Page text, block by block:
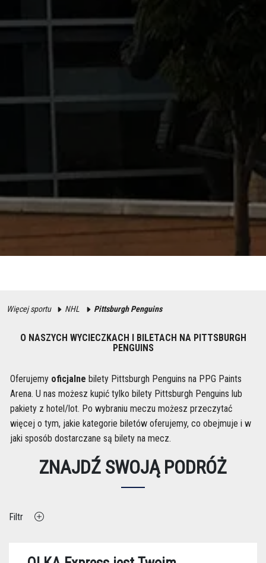
Więcej sportu NHL Pittsburgh Penguins
O NASZYCH WYCIECZKACH I BILETACH NA PITTSBURGH
PENGUINS
Oferujemy oficjalne bilety Pittsburgh Penguins na PPG Paints
Arena. U nas możesz kupić tylko bilety Pittsburgh Penguins lub
pakiety z hotel/lot. Po wybraniu meczu możesz przeczytać
więcej o tym, jakie kategorie biletów oferujemy, co obejmuje i w
jaki sposób dostarczane są bilety na mecz.